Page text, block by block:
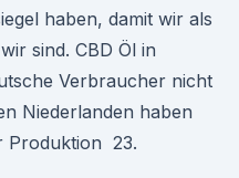
haben, damit wir als
sind. CBD Öl in
Verbraucher nicht
Niederlanden haben
Produktion 23.